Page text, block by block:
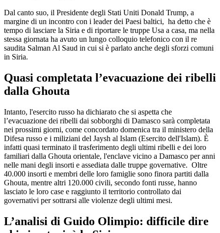
Dal canto suo, il Presidente degli Stati Uniti Donald Trump, a
margine di un incontro con i leader dei Paesi baltici, ha detto che è
tempo di lasciare la Siria e di riportare le truppe Usa a casa, ma nella
stessa giornata ha avuto un lungo colloquio telefonico con il re
saudita Salman Al Saud in cui si è parlato anche degli sforzi comuni
in Siria.
Quasi completata l’evacuazione dei ribelli
dalla Ghouta
Intanto, l'esercito russo ha dichiarato che si aspetta che
l’evacuazione dei ribelli dai sobborghi di Damasco sarà completata
nei prossimi giorni, come concordato domenica tra il ministero della
Difesa russo e i miliziani del Jaysh al Islam (Esercito dell'Islam). È
infatti quasi terminato il trasferimento degli ultimi ribelli e dei loro
familiari dalla Ghouta orientale, l'enclave vicino a Damasco per anni
nelle mani degli insorti e assediata dalle truppe governative. Oltre
40.000 insorti e membri delle loro famiglie sono finora partiti dalla
Ghouta, mentre altri 120.000 civili, secondo fonti russe, hanno
lasciato le loro case e raggiunto il territorio controllato dai
governativi per sottrarsi alle violenze degli ultimi mesi.
L’analisi di Guido Olimpio: difficile dire